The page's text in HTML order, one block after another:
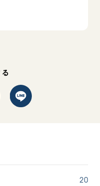
て生きた80年
動画
20